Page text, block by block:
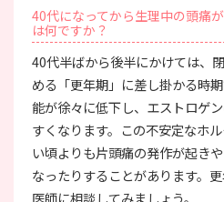
40代になってから生理中の頭痛
は何ですか？
40代半ばから後半にかけては、
める「更年期」に差し掛かる時
能が徐々に低下し、エストロゲ
すくなります。この不安定なホ
い頃よりも片頭痛の発作が起き
なったりすることがあります。
医師に相談してみましょう。